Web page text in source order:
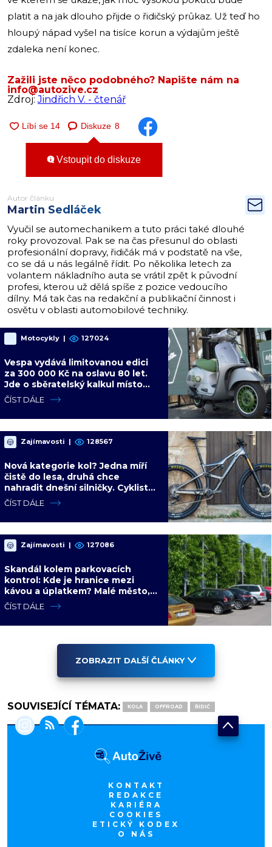
platit a na jak dlouho přijde o řidičský průkaz. Už teď ho
hloupý nápad vyšel na tisíce korun a výdajům ještě
zdaleka není konec.
Zažili jste něco podobného? Napište nám na
info@autozive.cz
Zdroj:Jindřich V. - čtenář
Diskuze 8
Vstoupit do diskuze
Autor článku
Martin Sedláček
Vyučil se automechanikem a tuto práci také dlouhé
roky provozoval. Pak se na čas přesunul do oblasti
profesionální dopravy, řidičák má v podstatě na vše,
co se dá u nás legálně řídit. Po několika letech za
volantem nákladního auta se vrátil zpět k původní
profesi, kterou už dělá spíše z pozice vedoucího
dílny. Má tak čas na redakční a publikační činnost i
osvětu v oblasti automobilové techniky.
Motocykly | 127024
Vespa vydává limitovanou edici
za 300 000 Kč na oslavu 80 let.
Jde o sběratelský kalkul místo
jízdního upgradu
ČÍST DÁLE
Zajímavosti | 128567
Nová kategorie kol? Jedna míří
čistě do lesa, druhá chce
nahradit dnešní silničky. Cyklisté
mají rozporuplné názory
ČÍST DÁLE
Zajímavosti | 127086
Skandál kolem parkovacích
kontrol: Kde je hranice mezi
kávou a úplatkem? Malé město,
malá výhoda, velký problém
ČÍST DÁLE
ZOBRAZIT DALŠÍ ČLÁNKY
SOUVISEJÍCÍ TÉMATA: KOLA OFFROAD ŘIDIČ
KONTAKT
REDAKCE
KARIÉRA
COOKIES
ETICKÝ KODEX
O NÁS